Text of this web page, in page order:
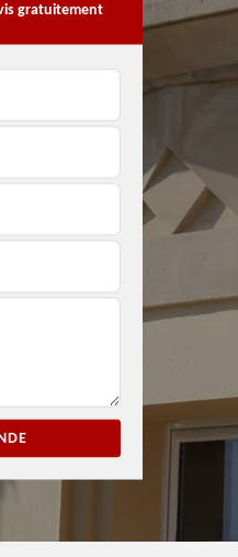
Peintre et peinture de
façade 33
gratuitement